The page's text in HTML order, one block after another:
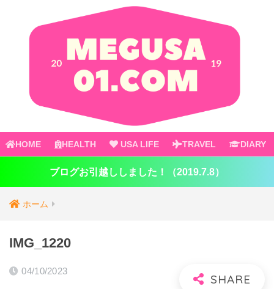
HOME HEALTH USA LIFE TRAVEL DIARY
ブログお引越ししました！（2019.7.8）
ホーム
IMG_1220
04/10/2023